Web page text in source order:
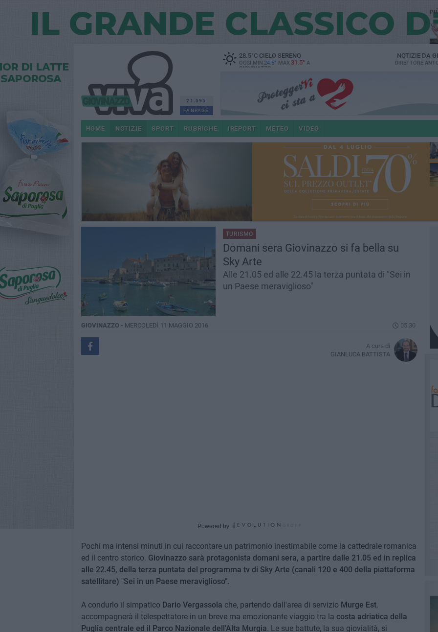
21.595
FANPAGE
28.5°CCIELO SERENO
OGGI MIN 24.5° MAX 31.5° A
GIOVINAZZO
NOTIZIE DA
DIRETTORE
HOME NOTIZIE SPORT RUBRICHE IREPORT METEO VIDEO
TURISMO
Domani sera Giovinazzo si fa bella su
Sky Arte
Alle 21.05 ed alle 22.45 la terza puntata di "Sei in
un Paese meraviglioso"
GIOVINAZZO - MERCOLEDÌ 11 MAGGIO 2016 05.30
A cura di
GIANLUCA BATTISTA
Powered by
Pochi ma intensi minuti in cui raccontare un patrimonio inestimabile come la cattedrale romanica
ed il centro storico. Giovinazzo sarà protagonista domani sera, a partire dalle 21.05 ed in replica
alle 22.45, della terza puntata del programma tv di Sky Arte (canali 120 e 400 della piattaforma
satellitare) "Sei in un Paese meraviglioso".
A condurlo il simpatico Dario Vergassola che, partendo dall'area di servizio Murge Est,
accompagnerà il telespettatore in un breve ma emozionante viaggio tra la costa adriatica della
Puglia centrale ed il Parco Nazionale dell'Alta Murgia. Le sue battute, la sua giovialità, si